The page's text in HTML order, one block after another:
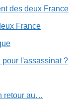
France
pour l'assassinat ?
retour au…